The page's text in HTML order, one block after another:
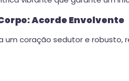
Acorde Envolvente
um coração sedutor e robusto,